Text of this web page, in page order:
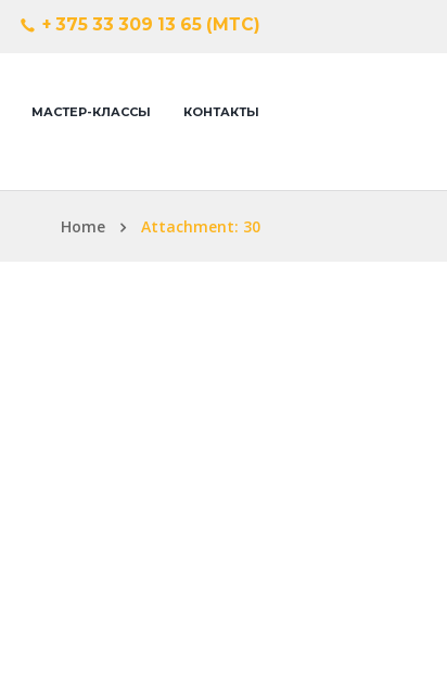
+ 375 33 309 13 65 (МТС)
МАСТЕР-КЛАССЫ КОНТАКТЫ
Home Attachment: 30